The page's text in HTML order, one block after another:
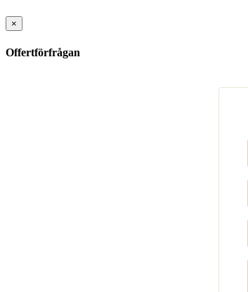
×
Offertförfrågan